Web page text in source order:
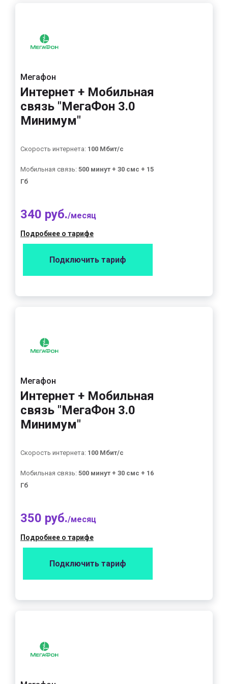
Мегафон
Интернет + Мобильная
связь "МегаФон 3.0
Минимум"
Скорость интернета: 100 Мбит/с
Мобильная связь: 500 минут + 30 смс + 15
Гб
340 руб./месяц
Подробнее о тарифе
Подключить тариф
Мегафон
Интернет + Мобильная
связь "МегаФон 3.0
Минимум"
Скорость интернета: 100 Мбит/с
Мобильная связь: 500 минут + 30 смс + 16
Гб
350 руб./месяц
Подробнее о тарифе
Подключить тариф